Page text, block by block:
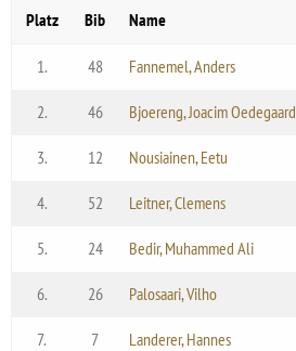
Platz Bib Name
1. 48 Fannemel, Anders
2. 46 Bjoereng, Joacim Oedegaard
3. 12 Nousiainen, Eetu
4. 52 Leitner, Clemens
5. 24 Bedir, Muhammed Ali
6. 26 Palosaari, Vilho
7. 7 Landerer, Hannes